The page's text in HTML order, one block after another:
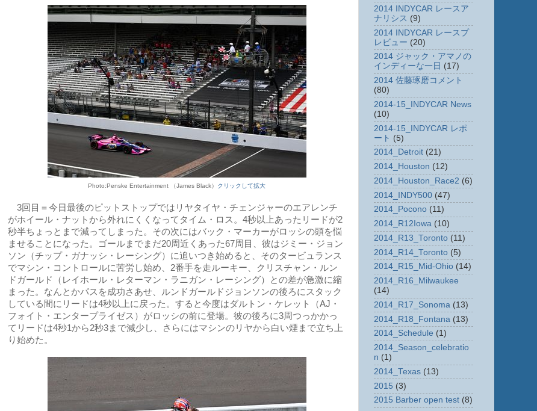
Photo:Penske Entertainment （James Black） クリックして拡大
3回目＝今日最後のピットストップではリヤタイヤ・チェンジャーのエアレンチ
がホイール・ナットから外れにくくなってタイム・ロス。4秒以上あったリードが2
秒半ちょっとまで減ってしまった。その次にはバック・マーカーがロッシの頭を悩
ませることになった。ゴールまでまだ20周近くあった67周目、彼はジミー・ジョン
ソン（チップ・ガナッシ・レーシング）に追いつき始めると、そのタービュランス
でマシン・コントロールに苦労し始め、2番手を走ルーキー、クリスチャン・ルン
ドガールド（レイホール・レターマン・ラニガン・レーシング）との差が急激に縮
まった。なんとかパスを成功さあせ、ルンドガールドジョンソンの後ろにスタック
している間にリードは4秒以上に戻った。すると今度はダルトン・ケレット（AJ・
フォイト・エンタープライゼス）がロッシの前に登場。彼の後ろに3周つっかかっ
てリードは4秒1から2秒3まで減少し、さらにはマシンのリヤから白い煙まで立ち上
り始めた。
2014 INDYCAR レースア
ナリシス (9)
2014 INDYCAR レースプ
レビュー (20)
2014 ジャック・アマノの
インディーな一日 (17)
2014 佐藤琢磨コメント
(80)
2014-15_INDYCAR News
(10)
2014-15_INDYCAR レポ
ート (5)
2014_Detroit (21)
2014_Houston (12)
2014_Houston_Race2 (6)
2014_INDY500 (47)
2014_Pocono (11)
2014_R12Iowa (10)
2014_R13_Toronto (11)
2014_R14_Toronto (5)
2014_R15_Mid-Ohio (14)
2014_R16_Milwaukee
(14)
2014_R17_Sonoma (13)
2014_R18_Fontana (13)
2014_Schedule (1)
2014_Season_celebratio
n (1)
2014_Texas (13)
2015 (3)
2015 Barber open test (8)